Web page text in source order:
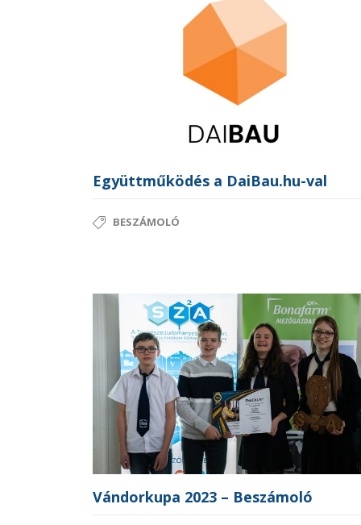
Együttműködés a DaiBau.hu-val
BESZÁMOLÓ
Vándorkupa 2023 – Beszámoló